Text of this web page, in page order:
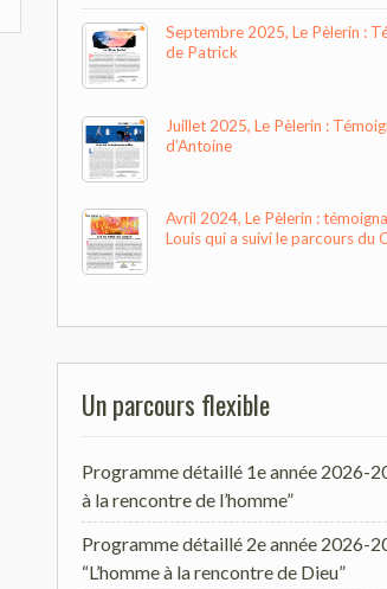
Septembre 2025, Le Pèlerin :
de Patrick
Juillet 2025, Le Pèlerin :
d’Antoine
Avril 2024, Le Pèlerin :
Louis qui a suivi le parcours du
Un parcours flexible
Programme détaillé 1e année 2026-
à la rencontre de l’homme”
Programme détaillé 2e année 2026-
“L’homme à la rencontre de Dieu”